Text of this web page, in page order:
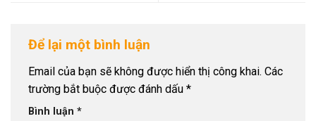
Để lại một bình luận
Email của bạn sẽ không được hiển thị công khai. Các
trường bắt buộc được đánh dấu *
Bình luận *